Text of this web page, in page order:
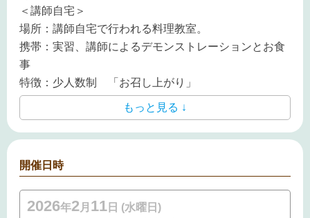
＜講師自宅＞
場所：講師自宅で行われる料理教室。
携帯：実習、講師によるデモンストレーションとお食
事
特徴：少人数制 「お召し上がり」
もっと見る ↓
開催日時
2026年2月 11 日 (水曜日)